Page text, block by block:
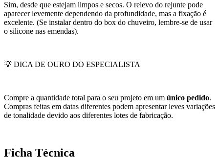
Sim, desde que estejam limpos e secos. O relevo do rejunte pode
aparecer levemente dependendo da profundidade, mas a fixação é
excelente. (Se instalar dentro do box do chuveiro, lembre-se de usar
o silicone nas emendas).
💡 DICA DE OURO DO ESPECIALISTA
Compre a quantidade total para o seu projeto em um único pedido.
Compras feitas em datas diferentes podem apresentar leves variações
de tonalidade devido aos diferentes lotes de fabricação.
Ficha Técnica